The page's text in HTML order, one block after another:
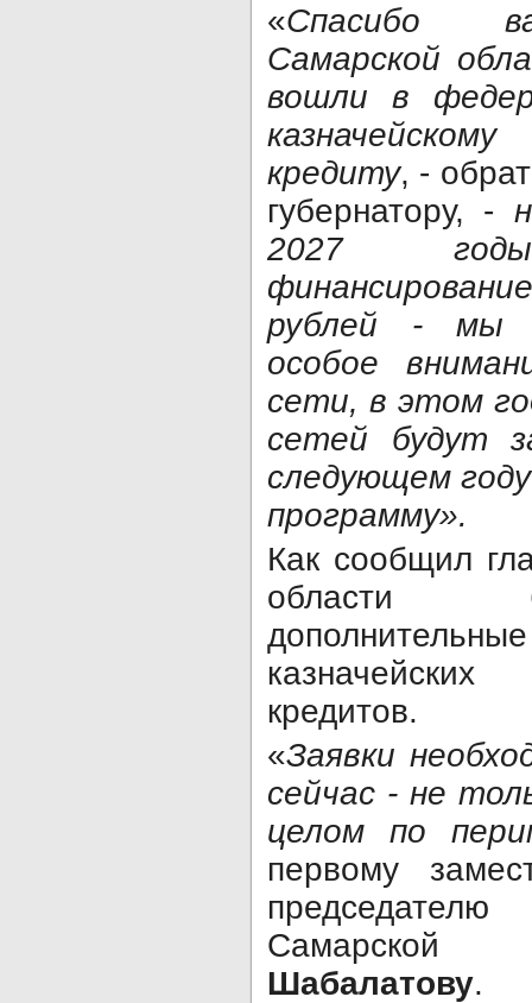
«Спасибо
Самарской
вошли в
кредиту, -
губернатору, -
2027 годы
рублей - мы
особое
сети, в этом
сетей будут
следующем
программу».
Как сообщил
области
кредитов.
«Заявки
сейчас - не
целом по
первому
Шабалатову.